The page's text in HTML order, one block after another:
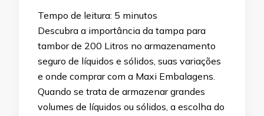
Tempo de leitura: 5 minutos
Descubra a importância da tampa para
tambor de 200 Litros no armazenamento
seguro de líquidos e sólidos, suas variações
e onde comprar com a Maxi Embalagens.
Quando se trata de armazenar grandes
volumes de líquidos ou sólidos, a escolha do